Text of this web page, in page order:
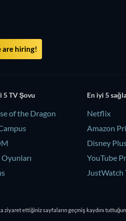
are hiring!
5 TV Şovu
of the Dragon
Oyunları
En iyi 5
Netflix
Amazon
Disney
YouTube
JustWatch
ziyaret ettiğiniz sayfaların geçmiş kaydını